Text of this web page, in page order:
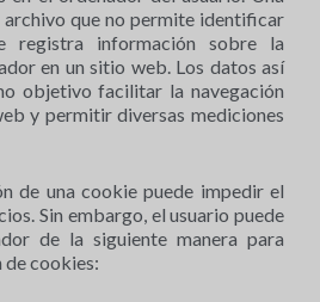
archivo que no permite identificar
registra información sobre la
en un sitio web. Los datos así
objetivo facilitar la navegación
y permitir diversas mediciones
de una cookie puede impedir el
Sin embargo, el usuario puede
de la siguiente manera para
de cookies: